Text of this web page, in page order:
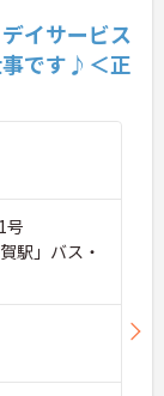
イサービス
事です♪＜正
号
駅」バス・